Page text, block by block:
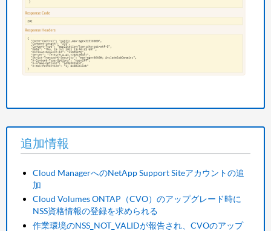
追加情報
Cloud ManagerへのNetApp Support Siteアカウントの追
加
Cloud Volumes ONTAP（CVO）のアップグレード時に
NSS資格情報の登録を求められる
作業環境のNSS_NOT_VALIDが報告され、CVOのアップ